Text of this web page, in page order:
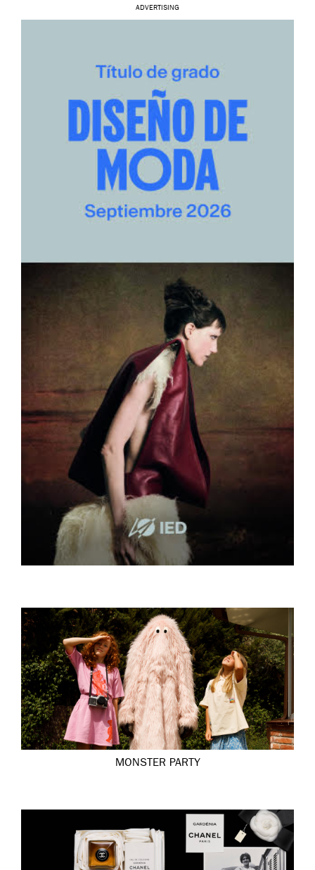
ADVERTISING
MONSTER PARTY